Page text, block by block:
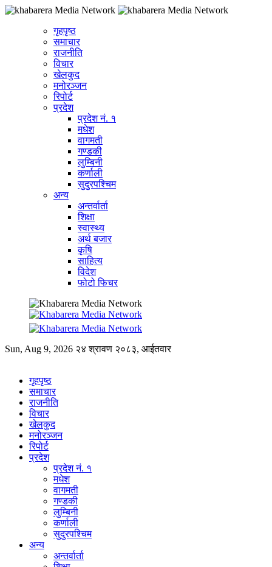
गृहपृष्ठ
समाचार
राजनीति
विचार
खेलकुद
मनोरञ्जन
रिपोर्ट
प्रदेश
प्रदेश नं. १
मधेश
वागमती
गण्डकी
लुम्बिनी
कर्णाली
सुदुरपश्चिम
अन्य
अन्तर्वार्ता
शिक्षा
स्वास्थ्य
अर्थ बजार
कृषि
साहित्य
विदेश
फोटो फिचर
Sun, Aug 9, 2026 २४ श्रावण २०८३, आईतवार
गृहपृष्ठ
समाचार
राजनीति
विचार
खेलकुद
मनोरञ्जन
रिपोर्ट
प्रदेश
प्रदेश नं. १
मधेश
वागमती
गण्डकी
लुम्बिनी
कर्णाली
सुदुरपश्चिम
अन्य
अन्तर्वार्ता